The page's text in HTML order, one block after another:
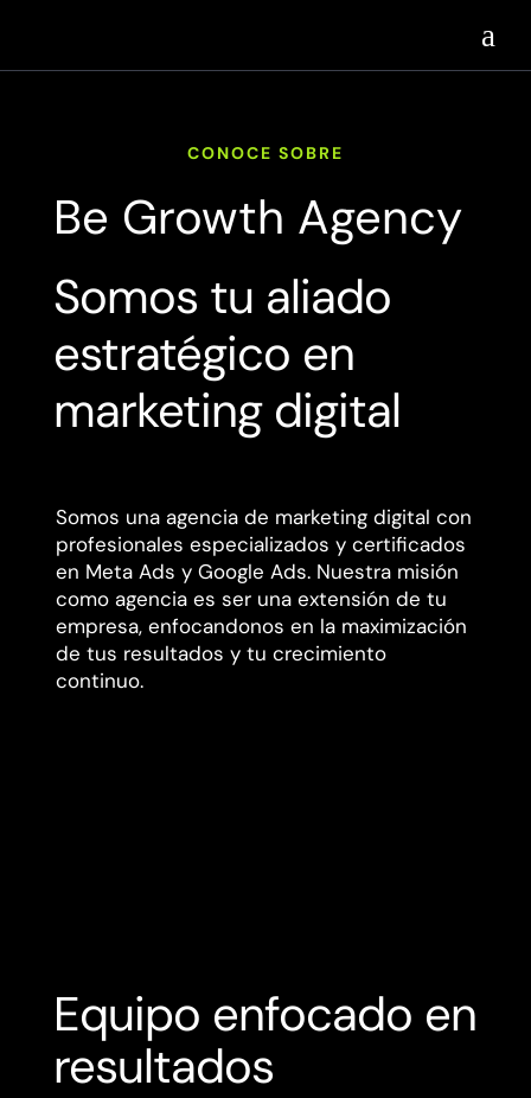
a
CONOCE SOBRE
Be Growth Agency
Somos tu aliado
estratégico en
marketing digital
Somos una agencia de marketing digital con
profesionales especializados y certificados
en Meta Ads y Google Ads. Nuestra misión
como agencia es ser una extensión de tu
empresa, enfocandonos en la maximización
de tus resultados y tu crecimiento
continuo.
Equipo enfocado en
resultados